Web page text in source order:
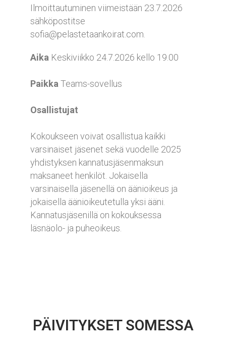
Ilmoittautuminen viimeistään 23.7.2026
sähköpostitse
sofia@pelastetaankoirat.com.
Aika Keskiviikko 24.7.2026 kello 19.00
Paikka Teams-sovellus
Osallistujat
Kokoukseen voivat osallistua kaikki
varsinaiset jäsenet sekä vuodelle 2025
yhdistyksen kannatusjäsenmaksun
maksaneet henkilöt. Jokaisella
varsinaisella jäsenellä on äänioikeus ja
jokaisella äänioikeutetulla yksi ääni.
Kannatusjäsenillä on kokouksessa
läsnäolo- ja puheoikeus.
PÄIVITYKSET SOMESSA